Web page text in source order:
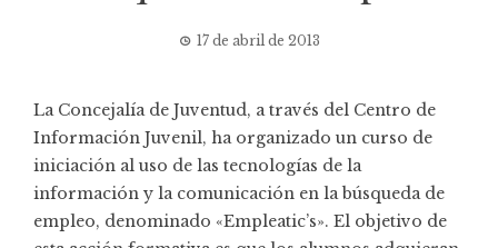
17 de abril de 2013
La Concejalía de Juventud, a través del Centro de
Información Juvenil, ha organizado un curso de
iniciación al uso de las tecnologías de la
información y la comunicación en la búsqueda de
empleo, denominado «Empleatic’s». El objetivo de